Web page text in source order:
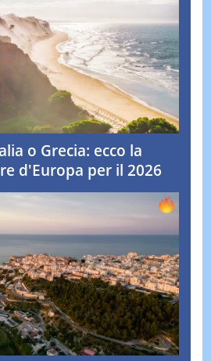
o Grecia: ecco la
d'Europa per il 2026